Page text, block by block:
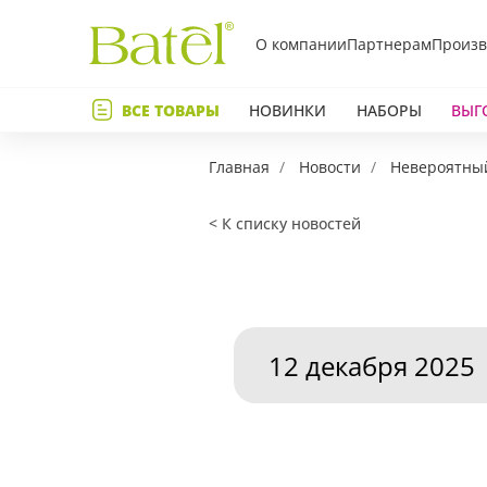
О компанииПартнерамТелефон
ВСЕ ТОВАРЫ НОВИНКИ НАБОРЫ
Главная Новости
< К списку новостей
12 декабря 2025